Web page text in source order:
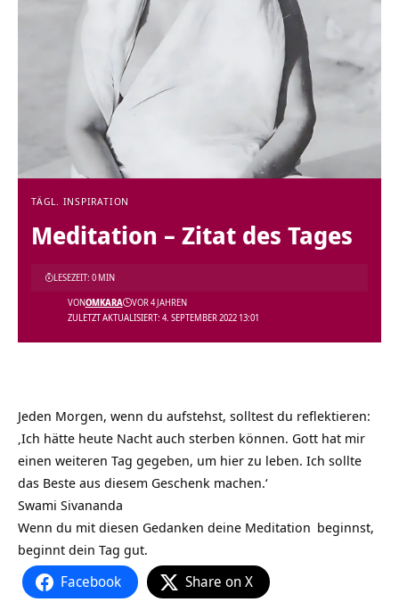
TÄGL. INSPIRATION
Meditation – Zitat des Tages
ZULETZT AKTUALISIERT: 4. SEPTEMBER 2022 13:01
VONOMKARA VOR 4 JAHREN
LESEZEIT: 0 MIN
Jeden Morgen, wenn du aufstehst, solltest du reflektieren:
‚Ich hätte heute Nacht auch sterben können. Gott hat mir
einen weiteren Tag gegeben, um hier zu leben. Ich sollte
das Beste aus diesem Geschenk machen.‘
Swami Sivananda
Wenn du mit diesen Gedanken deine Meditation beginnst,
beginnt dein Tag gut.
Facebook Share on X